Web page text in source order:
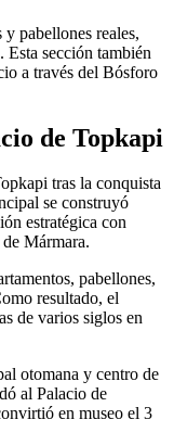
pabellones reales,
sección también
a través del Bósforo
de Topkapi
tras la conquista
se construyó
estratégica con
Mármara.
pabellones,
resultado, el
de varios siglos en
otomana y centro de
al Palacio de
en museo el 3